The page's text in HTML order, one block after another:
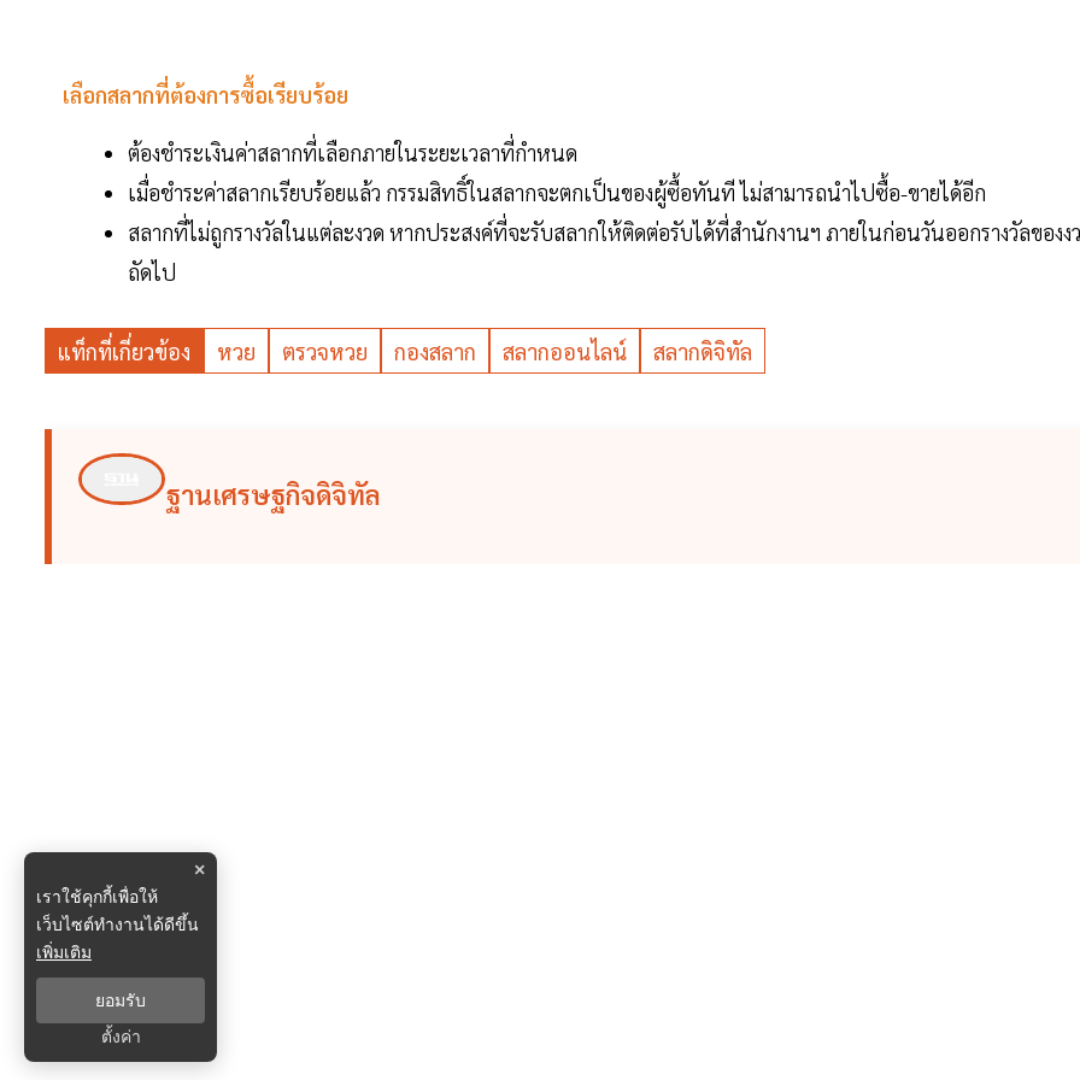
เลือกสลากที่ต้องการซื้อเรียบร้อย
ต้องชำระเงินค่าสลากที่เลือกภายในระยะเวลาที่กำหนด
เมื่อชำระค่าสลากเรียบร้อยแล้ว กรรมสิทธิ์ในสลากจะตกเป็นของผู้ซื้อทันที ไม่สามารถนำไปซื้อ-ขายได้อีก
สลากที่ไม่ถูกรางวัลในแต่ละงวด หากประสงค์ที่จะรับสลากให้ติดต่อรับได้ที่สำนักงานฯ ภายในก่อนวันออกรางวัลของง
ถัดไป
แท็กที่เกี่ยวข้อง หวย ตรวจหวย กองสลาก สลากออนไลน์ สลากดิจิทัล
ฐานเศรษฐกิจดิจิทัล
×
เราใช้คุกกี้เพื่อให้
เว็บไซต์ทำงานได้ดีขึ้น
เพิ่มเติม
ยอมรับ
ตั้งค่า